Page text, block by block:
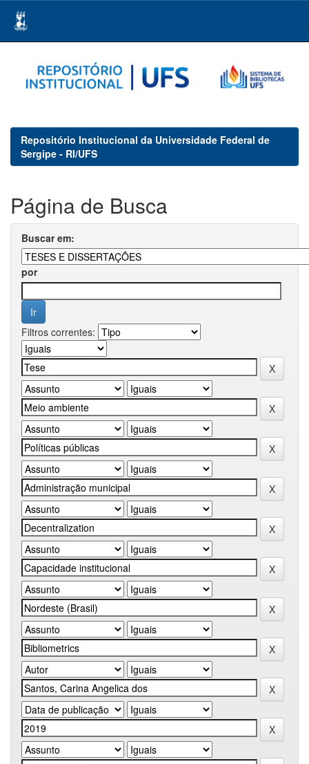
navigation
Repositório Institucional da Universidade Federal de
Sergipe - RI/UFS
Página de Busca
Buscar em:
por
Filtros correntes: